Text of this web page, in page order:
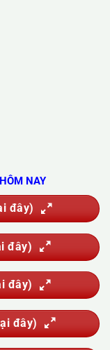
Từ Liêm -
Sofa